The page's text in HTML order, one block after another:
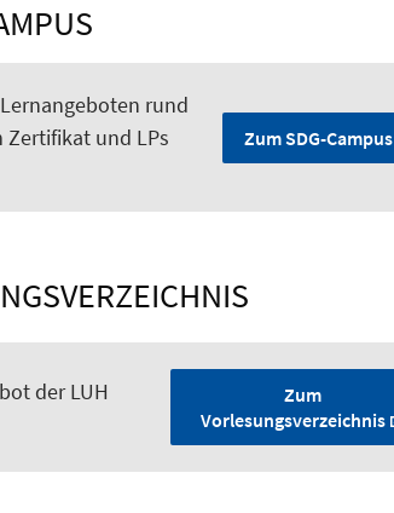
rund
Zertifikat und LPs
Zum SDG-Campus
der LUH
Zum
Vorlesungsverzeichnis